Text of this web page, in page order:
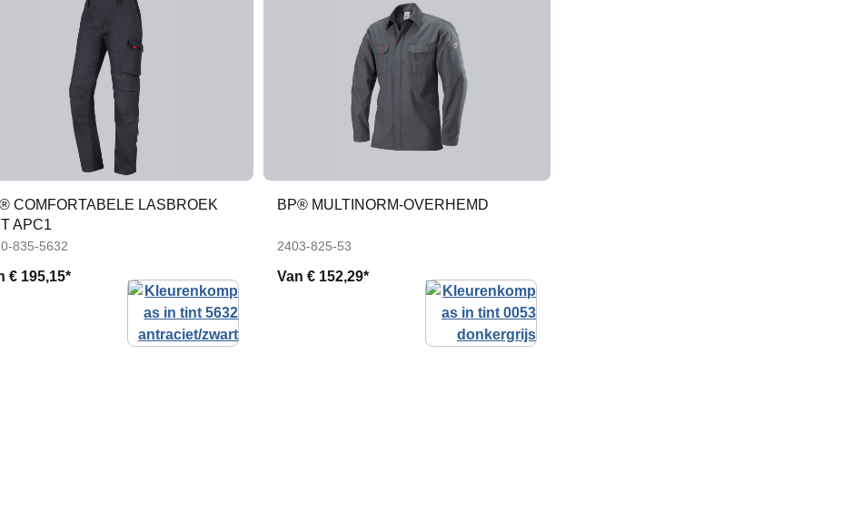
COMFORTABELE LASBROEK
APC1
835-5632
€ 195,15*
BP® MULTINORM-OVERHEMD
2403-825-53
Van € 152,29*